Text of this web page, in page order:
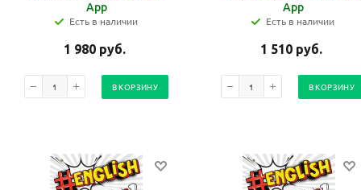
App
Есть в наличии
1 980 руб.
В КОРЗИНУ
App
Есть в наличии
1 510 руб.
В КОРЗИНУ